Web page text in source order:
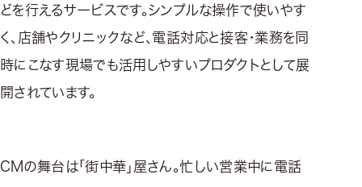
どを行えるサービスです。シンプルな操作で使いやす
く、店舗やクリニックなど、電話対応と接客・業務を同
時にこなす現場でも活用しやすいプロダクトとして展
開されています。
CMの舞台は「街中華」屋さん。忙しい営業中に電話